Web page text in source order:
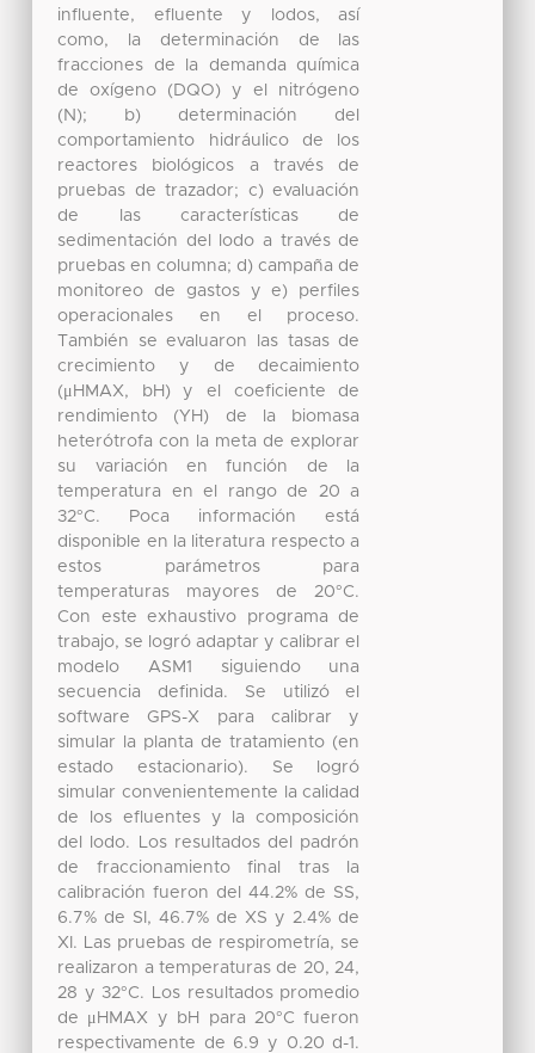
influente, efluente y lodos, así
como, la determinación de las
fracciones de la demanda química
de oxígeno (DQO) y el nitrógeno
(N); b) determinación del
comportamiento hidráulico de los
reactores biológicos a través de
pruebas de trazador; c) evaluación
de las características de
sedimentación del lodo a través de
pruebas en columna; d) campaña de
monitoreo de gastos y e) perfiles
operacionales en el proceso.
También se evaluaron las tasas de
crecimiento y de decaimiento
(μHMAX, bH) y el coeficiente de
rendimiento (YH) de la biomasa
heterótrofa con la meta de explorar
su variación en función de la
temperatura en el rango de 20 a
32°C. Poca información está
disponible en la literatura respecto a
estos parámetros para
temperaturas mayores de 20°C.
Con este exhaustivo programa de
trabajo, se logró adaptar y calibrar el
modelo ASM1 siguiendo una
secuencia definida. Se utilizó el
software GPS-X para calibrar y
simular la planta de tratamiento (en
estado estacionario). Se logró
simular convenientemente la calidad
de los efluentes y la composición
del lodo. Los resultados del padrón
de fraccionamiento final tras la
calibración fueron del 44.2% de SS,
6.7% de SI, 46.7% de XS y 2.4% de
XI. Las pruebas de respirometría, se
realizaron a temperaturas de 20, 24,
28 y 32°C. Los resultados promedio
de μHMAX y bH para 20°C fueron
respectivamente de 6.9 y 0.20 d-1.